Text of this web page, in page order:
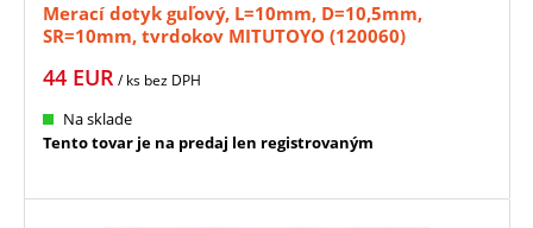
Merací dotyk guľový, L=10mm, D=10,5mm,
SR=10mm, tvrdokov MITUTOYO (120060)
44 EUR/ ks bez DPH
Na sklade
Tento tovar je na predaj len registrovaným